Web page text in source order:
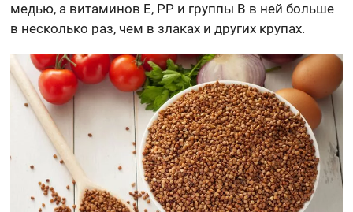
медью, а витаминов E, PP и группы B в ней больше
в несколько раз, чем в злаках и других крупах.